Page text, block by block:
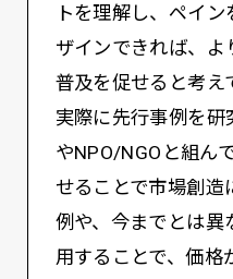
トを理解し、ペイ
ザインできれば、よ
普及を促せると考え
実際に先行事例を研
やNPO/NGOと組ん
せることで市場創造
例や、今までとは異
用することで、価格